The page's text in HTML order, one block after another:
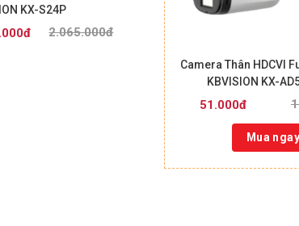
Camera Thân HDCVI
KBVISION KX-
51.000đ
Mua ngay
KX-S24P
2.065.000đ